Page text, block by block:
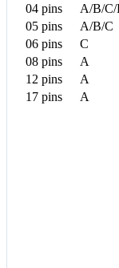
04 pins
A/B/C/
05 pins
A/B/C
06 pins
C
08 pins
A
12 pins
A
17 pins
A